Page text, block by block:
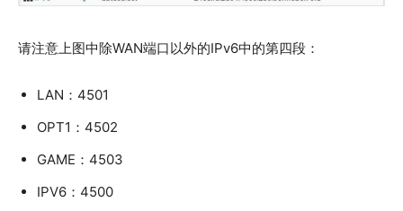
请注意上图中除WAN端口以外的IPv6中的第四段：
LAN：4501
OPT1：4502
GAME：4503
IPV6：4500